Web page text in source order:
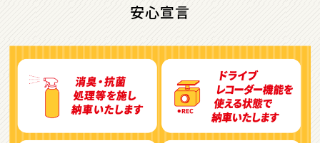
2
アルファード
位
安心宣言